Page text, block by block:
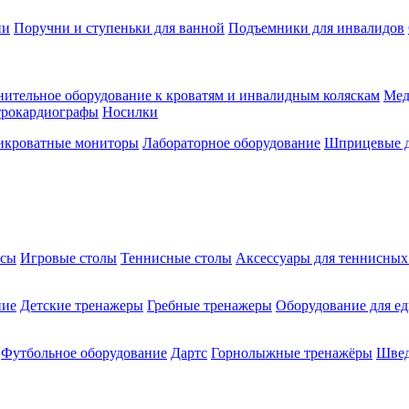
Поручни и ступеньки для ванной Подъемники для инвалидов
оборудование к кроватям и инвалидным коляскам
Носилки
мониторы Лабораторное оборудование Шприцевые
Игровые столы Теннисные столы Аксессуары для
Детские тренажеры Гребные тренажеры Оборудование для
Футбольное оборудование Дартс Горнолыжные тренажёры